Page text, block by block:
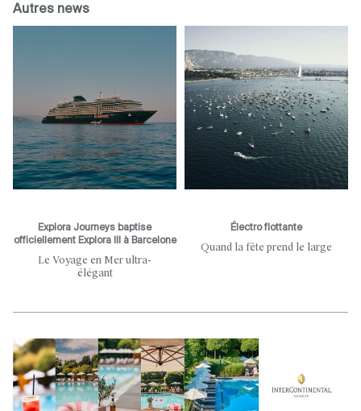
Autres news
Explora Journeys baptise
officiellement Explora III à Barcelone
Le Voyage en Mer ultra-
élégant
Électro flottante
Quand la fête prend le large